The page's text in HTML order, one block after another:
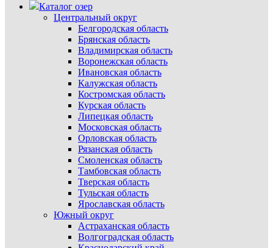
Каталог озер
Центральный округ
Белгородская область
Брянская область
Владимирская область
Воронежская область
Ивановская область
Калужская область
Костромская область
Курская область
Липецкая область
Московская область
Орловская область
Рязанская область
Смоленская область
Тамбовская область
Тверская область
Тульская область
Ярославская область
Южный округ
Астраханская область
Волгоградская область